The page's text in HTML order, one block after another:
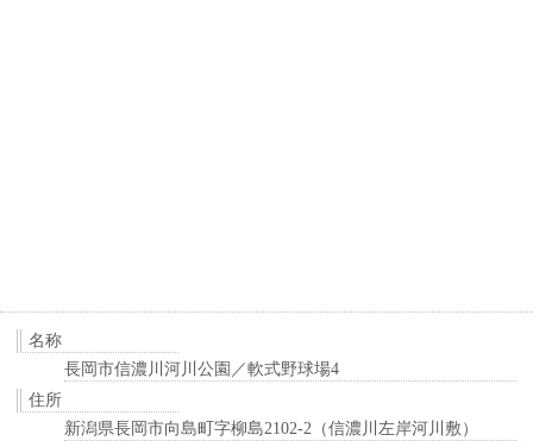
名称
長岡市信濃川河川公園／軟式野球場4
住所
新潟県長岡市向島町字柳島2102-2（信濃川左岸河川敷）